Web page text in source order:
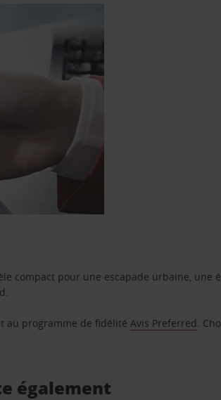
compact pour une escapade urbaine, une
au programme de fidélitéAvis Preferred.
également